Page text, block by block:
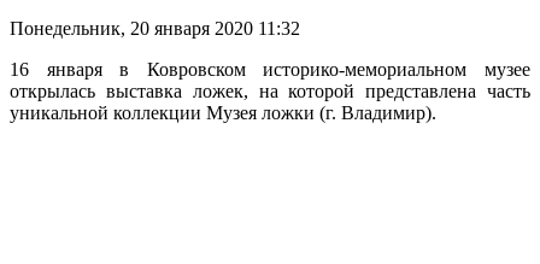
Понедельник, 20 января 2020 11:32
16 января в Ковровском историко-мемориальном музее
открылась выставка ложек, на которой представлена часть
уникальной коллекции Музея ложки (г. Владимир).